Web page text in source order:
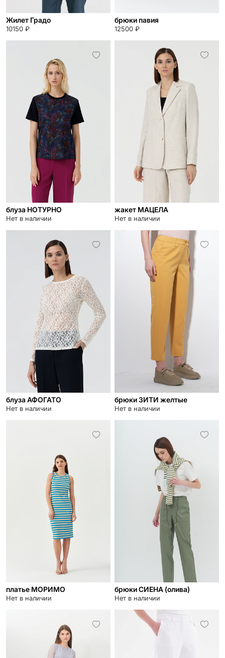
Жилет Градо
10150 ₽
брюки павия
12500 ₽
блуза НОТУРНО
Нет в наличии
жакет МАЦЕЛА
Нет в наличии
блуза АФОГАТО
Нет в наличии
брюки ЗИТИ желтые
Нет в наличии
платье МОРИМО
Нет в наличии
брюки СИЕНА (олива)
Нет в наличии